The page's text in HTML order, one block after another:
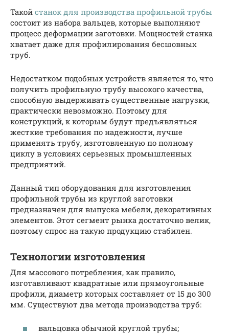
Такой станок для производства профильной трубы
состоит из набора вальцев, которые выполняют
процесс деформации заготовки. Мощностей станка
хватает даже для профилирования бесшовных
труб.
Недостатком подобных устройств является то, что
получить профильную трубу высокого качества,
способную выдерживать существенные нагрузки,
практически невозможно. Поэтому для
конструкций, к которым будут предъявляться
жесткие требования по надежности, лучше
применять трубу, изготовленную по полному
циклу в условиях серьезных промышленных
предприятий.
Данный тип оборудования для изготовления
профильной трубы из круглой заготовки
предназначен для выпуска мебели, декоративных
элементов. Этот сегмент рынка достаточно велик,
поэтому спрос на такую продукцию стабилен.
Технологии изготовления
Для массового потребления, как правило,
изготавливают квадратные или прямоугольные
профили, диаметр которых составляет от 15 до 300
мм. Существуют два метода производства труб:
вальцовка обычной круглой трубы;